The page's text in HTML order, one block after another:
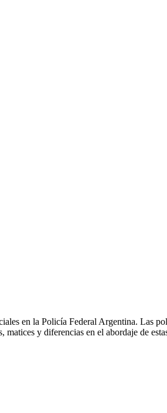
en la Policía Federal Argentina. Las
y diferencias en el abordaje de